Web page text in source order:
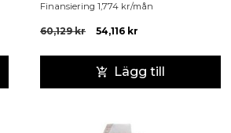
Finansiering 1,774 kr/mån
60,129kr 54,116 kr
Lägg till